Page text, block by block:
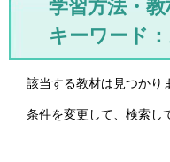
学習方法・
キーワード
該当する教材は見つかり
条件を変更して、検索し